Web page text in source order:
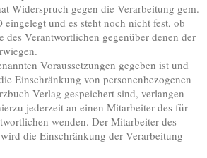
Widerspruch gegen die Verarbeitung gem.
und es steht noch nicht fest, ob
des Verantwortlichen gegenüber denen der
Voraussetzungen gegeben ist und
Einschränkung von personenbezogenen
Verlag gespeichert sind, verlangen
jederzeit an einen Mitarbeiter des für
wenden. Der Mitarbeiter des
die Einschränkung der Verarbeitung